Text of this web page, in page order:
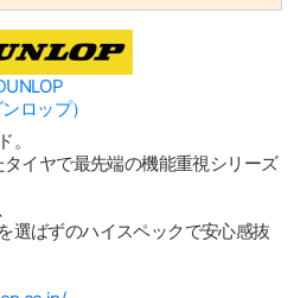
ンロップ）
。
イヤで最先端の機能重視シリーズ
選ばずのハイスペックで安心感抜